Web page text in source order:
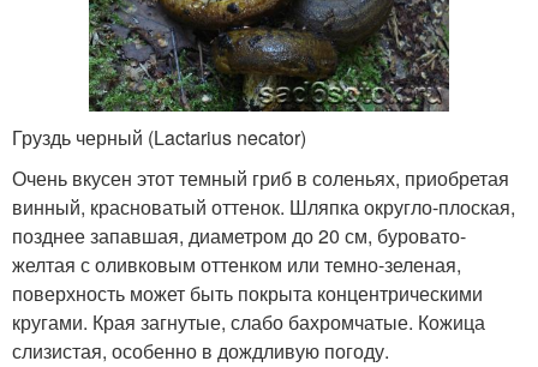
Груздь черный (Lactarius necator)
Очень вкусен этот темный гриб в соленьях, приобретая
винный, красноватый оттенок. Шляпка округло-плоская,
позднее запавшая, диаметром до 20 см, буровато-
желтая с оливковым оттенком или темно-зеленая,
поверхность может быть покрыта концентрическими
кругами. Края загнутые, слабо бахромчатые. Кожица
слизистая, особенно в дождливую погоду.